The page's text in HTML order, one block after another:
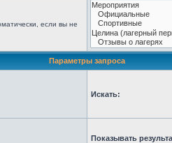
если вы не
Параметры запроса
Искать:
Показывать